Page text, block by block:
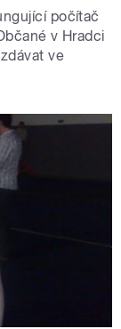
počítač
v Hradci
ve